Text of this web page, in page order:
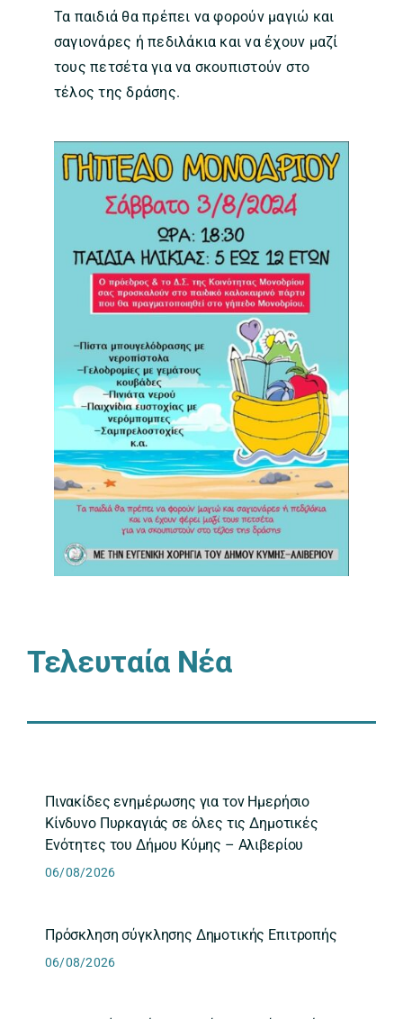
Τα παιδιά θα πρέπει να φορούν μαγιώ και
σαγιονάρες ή πεδιλάκια και να έχουν μαζί
τους πετσέτα για να σκουπιστούν στο
τέλος της δράσης.
Τελευταία Νέα
Πινακίδες ενημέρωσης για τον Ημερήσιο
Κίνδυνο Πυρκαγιάς σε όλες τις Δημοτικές
Ενότητες του Δήμου Κύμης – Αλιβερίου
06/08/2026
Πρόσκληση σύγκλησης Δημοτικής Επιτροπής
06/08/2026